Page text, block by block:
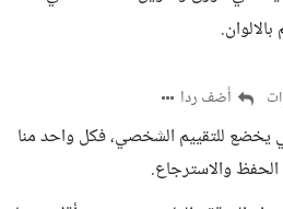
أضف ردا
يخضع للتقييم الشخصي، فكل واحد منا
والاسترجاع.